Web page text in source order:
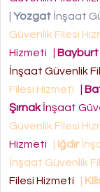
| Yozgat İnşaat
Güvenlik Filesi
Hizmeti
| Bayburt
İnşaat Güvenlik
Filesi Hizmeti
|
Şırnakİnşaat
Güvenlik Filesi
Hizmeti
| Iğdır
İnşaat Güvenlik
Filesi Hizmeti
|